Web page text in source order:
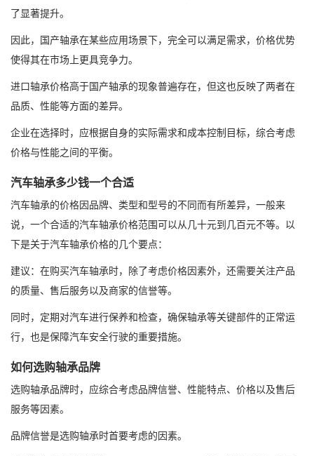
了显著提升。
因此，国产轴承在某些应用场景下，完全可以满足需求，价格优势
使得其在市场上更具竞争力。
进口轴承价格高于国产轴承的现象普遍存在，但这也反映了两者在
品质、性能等方面的差异。
企业在选择时，应根据自身的实际需求和成本控制目标，综合考虑
价格与性能之间的平衡。
汽车轴承多少钱一个合适
汽车轴承的价格因品牌、类型和型号的不同而有所差异，一般来
说，一个合适的汽车轴承价格范围可以从几十元到几百元不等。以
下是关于汽车轴承价格的几个要点：
建议：在购买汽车轴承时，除了考虑价格因素外，还需要关注产品
的质量、售后服务以及商家的信誉等。
同时，定期对汽车进行保养和检查，确保轴承等关键部件的正常运
行，也是保障汽车安全行驶的重要措施。
如何选购轴承品牌
选购轴承品牌时，应综合考虑品牌信誉、性能特点、价格以及售后
服务等因素。
品牌信誉是选购轴承时首要考虑的因素。